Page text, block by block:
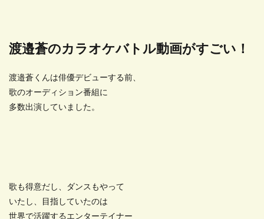
渡邉蒼のカラオケバトル動画がすごい！
渡邉蒼くんは俳優デビューする前、
歌のオーディション番組に
多数出演していました。
歌も得意だし、ダンスもやって
いたし、目指していたのは
世界で活躍するエンターテイナー